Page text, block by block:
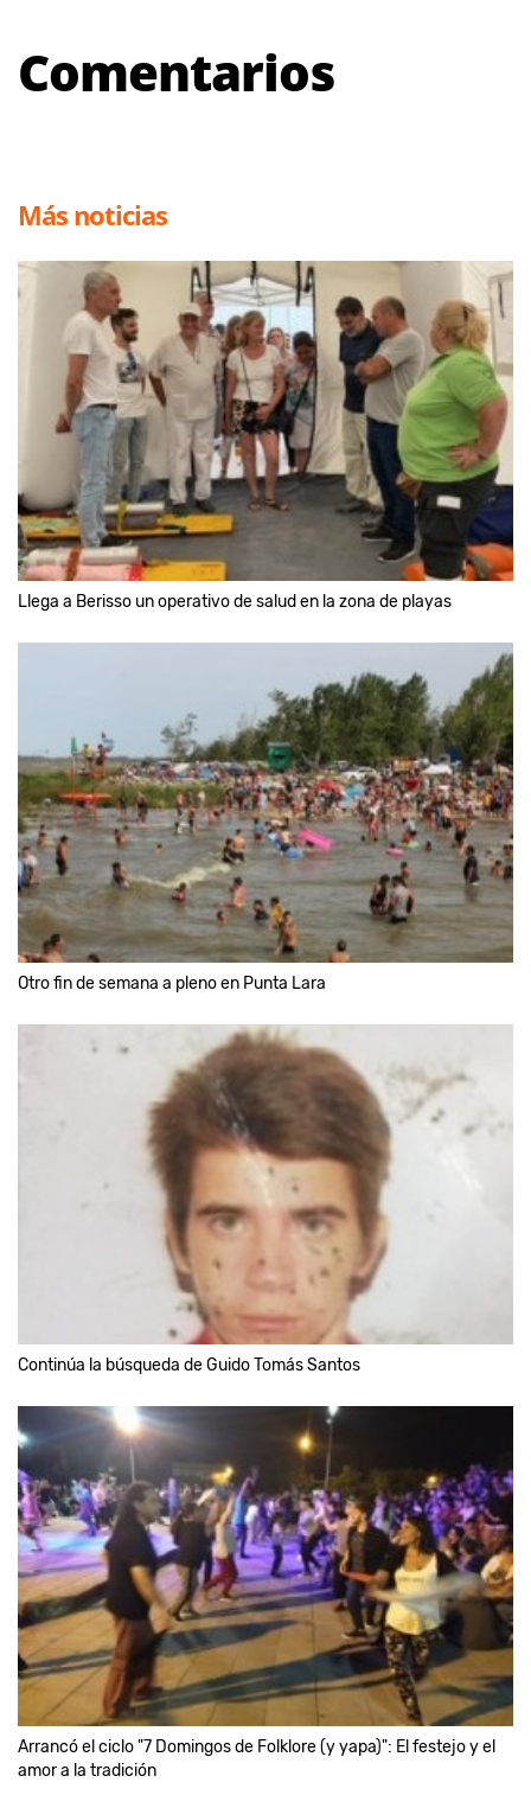
Comentarios
Más noticias
Llega a Berisso un operativo de salud en la zona de playas
Otro fin de semana a pleno en Punta Lara
Continúa la búsqueda de Guido Tomás Santos
Arrancó el ciclo "7 Domingos de Folklore (y yapa)": El festejo y el
amor a la tradición